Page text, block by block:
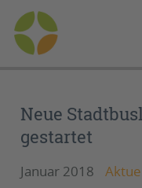
Neue
gestartet
Januar 2018